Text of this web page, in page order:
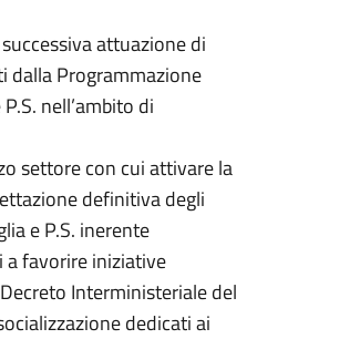
attuazione di
dalla Programmazione
nell’ambito di
settore con cui attivare la
definitiva degli
e P.S. inerente
a favorire iniziative
Interministeriale del
dedicati ai